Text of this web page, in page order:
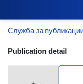
Служба за
Publication
Publication detail